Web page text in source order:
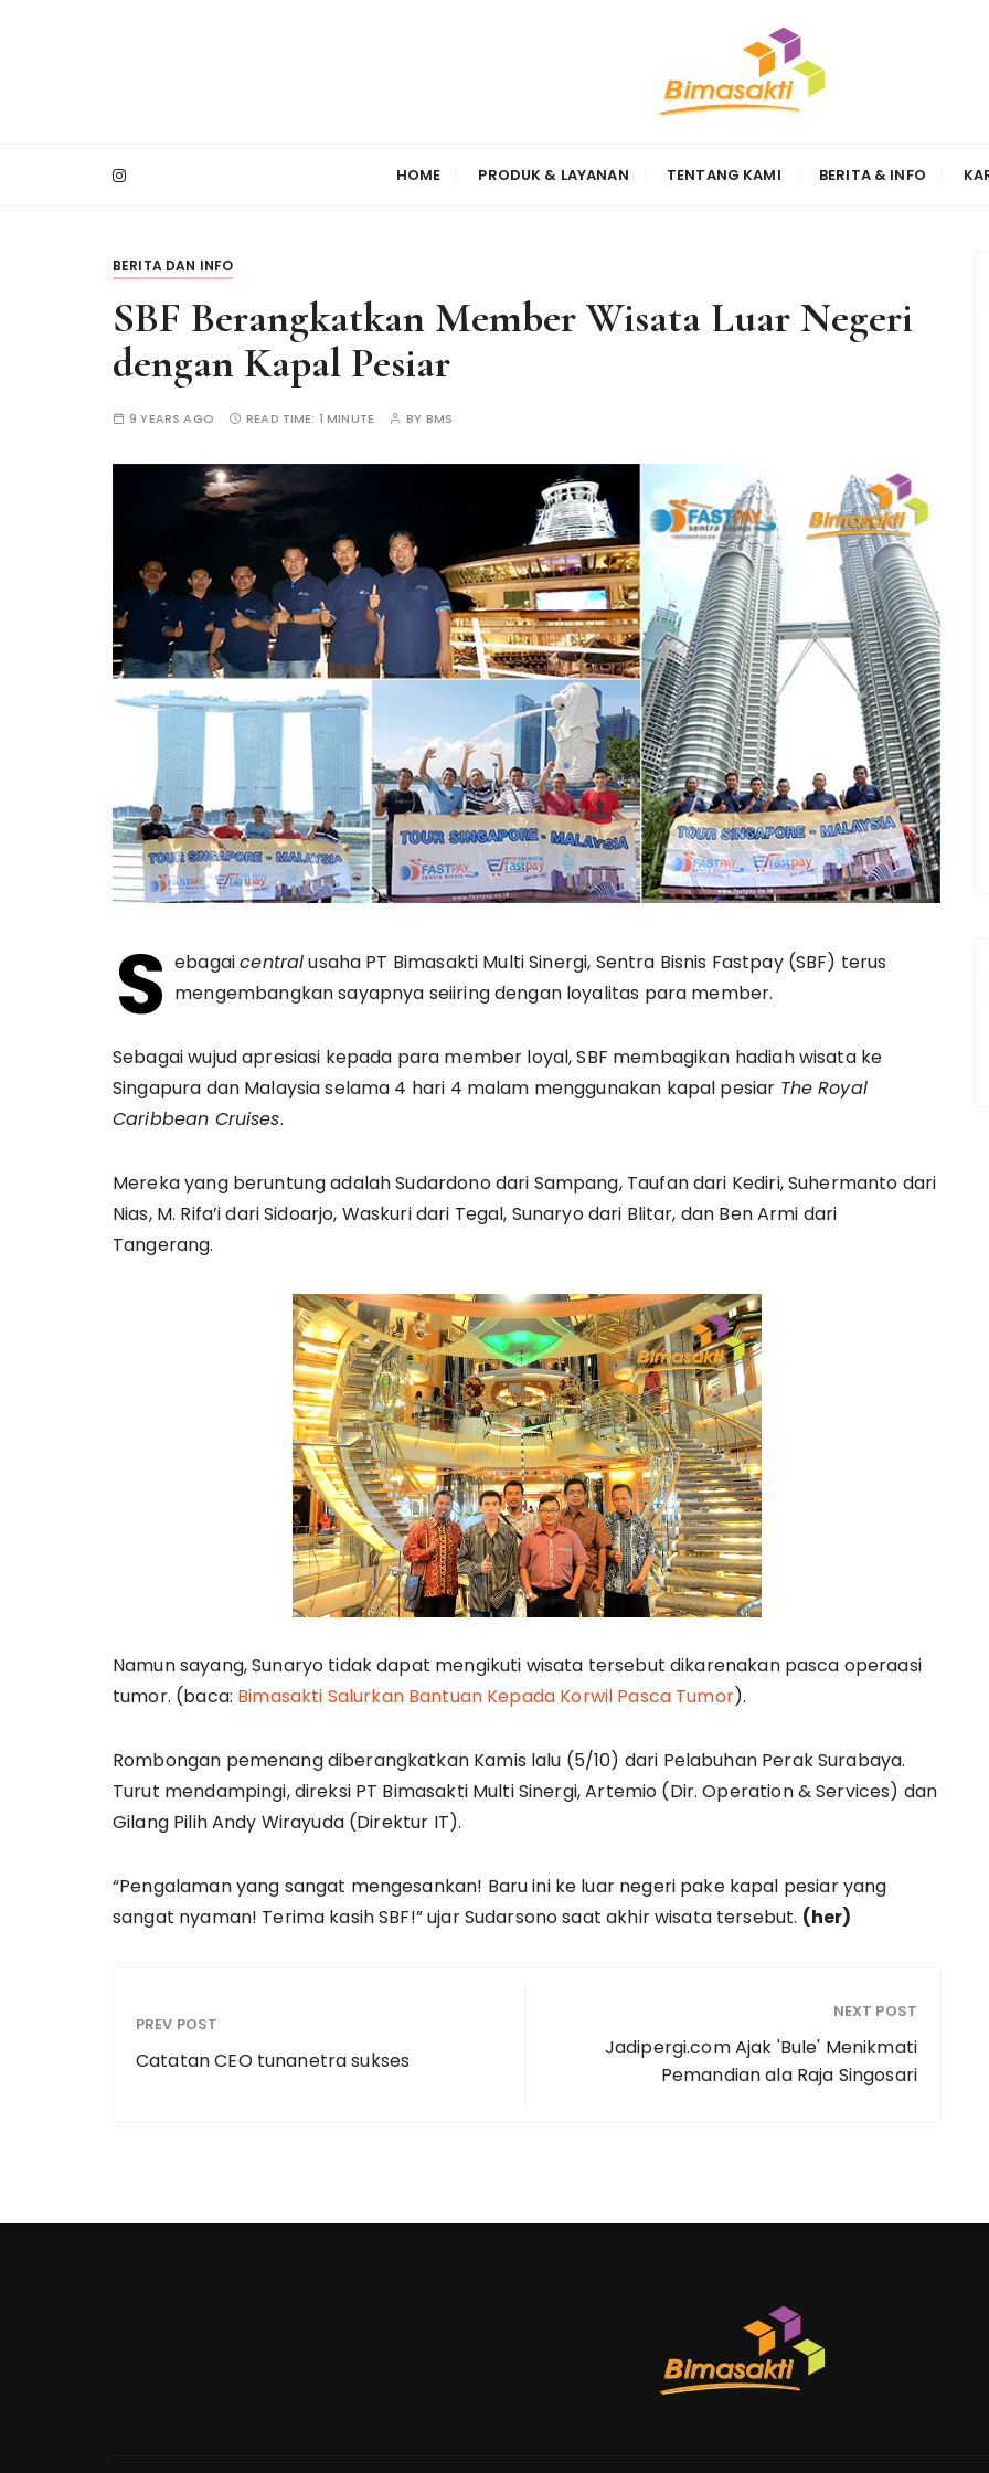
Bimasakti Multi Sinergi
HOME PRODUK & LAYANAN TENTANG KAMI BERITA & INFO
BERITA DAN INFO
SBF Berangkatkan Member Wisata Luar Negeri
dengan Kapal Pesiar
9 YEARS AGO READ TIME: 1 MINUTE BY BMS
S ebagaicentralusaha PT Bimasakti Multi Sinergi, Sentra Bisnis Fastpay (SBF) terus
mengembangkan sayapnya seiiring dengan loyalitas para member.
Sebagai wujud apresiasi kepada para member loyal, SBF membagikan hadiah wisata ke
Singapura dan Malaysia selama 4 hari 4 malam menggunakan kapal pesiar The Royal
Caribbean Cruises.
Mereka yang beruntung adalah Sudardono dari Sampang, Taufan dari Kediri, Suhermanto dari
Nias, M. Rifa’i dari Sidoarjo, Waskuri dari Tegal, Sunaryo dari Blitar, dan Ben Armi dari
Tangerang.
Namun sayang, Sunaryo tidak dapat mengikuti wisata tersebut dikarenakan pasca operaasi
tumor. (baca: Bimasakti Salurkan Bantuan Kepada Korwil Pasca Tumor).
Rombongan pemenang diberangkatkan Kamis lalu (5/10) dari Pelabuhan Perak Surabaya.
Turut mendampingi, direksi PT Bimasakti Multi Sinergi, Artemio (Dir. Operation & Services) dan
Gilang Pilih Andy Wirayuda (Direktur IT).
“Pengalaman yang sangat mengesankan! Baru ini ke luar negeri pake kapal pesiar yang
sangat nyaman! Terima kasih SBF!” ujar Sudarsono saat akhir wisata tersebut. (her)
PREV POST
Catatan CEO tunanetra sukses
NEXT POST
Jadipergi.com Ajak 'Bule' Menikmati
Pemandian ala Raja Singosari